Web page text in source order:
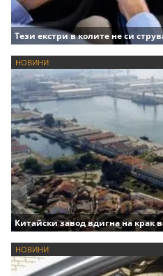
Тези екстри в колите не си
НОВИНИ
Китайски завод вдигна на крак
НОВИНИ